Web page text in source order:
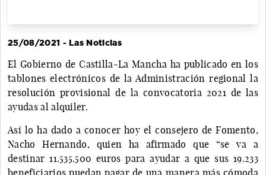
25/08/2021 - Las Noticias
El Gobierno de Castilla-La Mancha ha publicado en los
tablones electrónicos de la Administración regional la
resolución provisional de la convocatoria 2021 de las
ayudas al alquiler.
Así lo ha dado a conocer hoy el consejero de Fomento,
Nacho Hernando, quien ha afirmado que “se va a
destinar 11.535.500 euros para ayudar a que sus 19.233
beneficiarios puedan pagar de una manera más cómoda